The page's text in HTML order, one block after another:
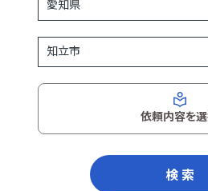
依頼内容を
検 索